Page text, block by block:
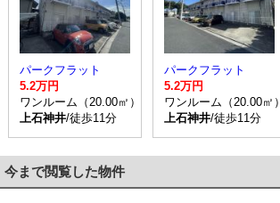
パークフラット
5.2万円
ワンルーム（20.00㎡）
上石神井/徒歩11分
パークフラット
5.2万円
ワンルーム（20.00㎡）
上石神井/徒歩11分
今まで閲覧した物件